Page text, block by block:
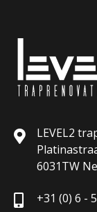
LEVEL2
6031TW
+31 (0) 6 -